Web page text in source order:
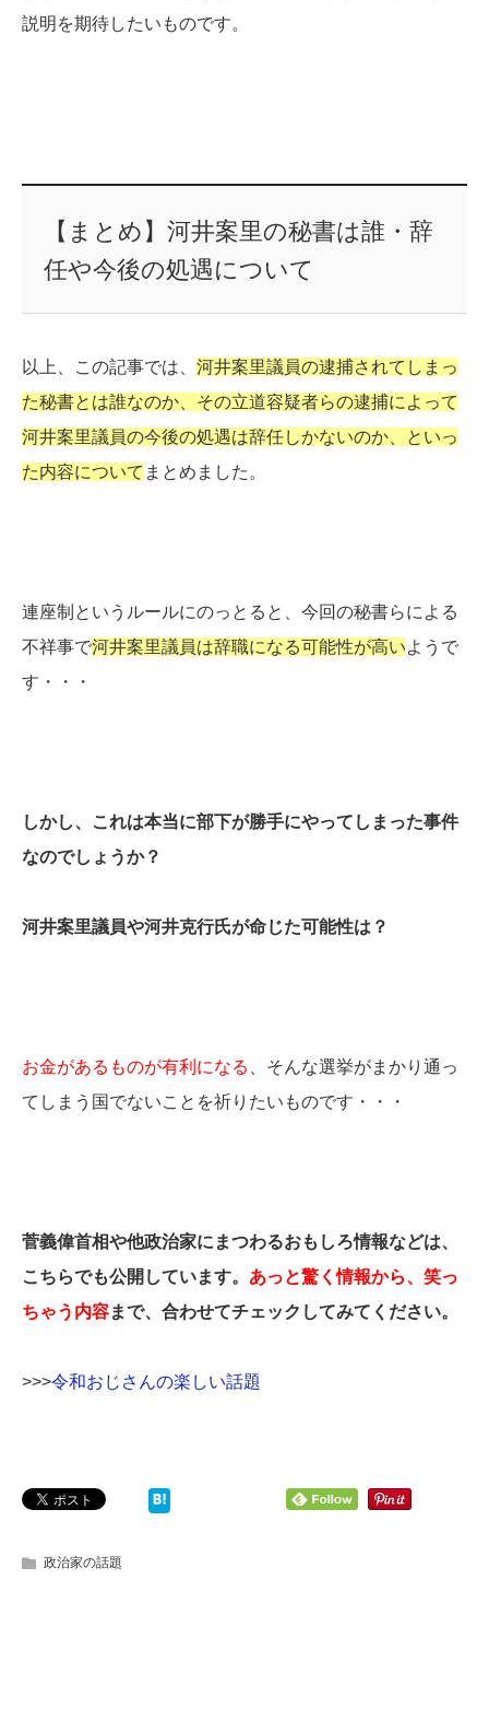
説明を期待したいものです。
【まとめ】河井案里の秘書は誰・辞
任や今後の処遇について
以上、この記事では、 河井案里議員の逮捕されてしまっ
た秘書とは誰なのか、その立道容疑者らの逮捕によって
河井案里議員の今後の処遇は辞任しかないのか、といっ
た内容について まとめました。
連座制というルールにのっとると、今回の秘書らによる
不祥事で河井案里議員は辞職になる可能性が高いようで
す・・・
しかし、これは本当に部下が勝手にやってしまった事件
なのでしょうか？
河井案里議員や河井克行氏が命じた可能性は？
お金があるものが有利になる 、そんな選挙がまかり通っ
てしまう国でないことを祈りたいものです・・・
菅義偉首相や他政治家にまつわるおもしろ情報などは、
こちらでも公開しています。 あっと驚く情報から、笑っ
ちゃう内容まで、合わせてチェックしてみてください。
>>>令和おじさんの楽しい話題
政治家の話題